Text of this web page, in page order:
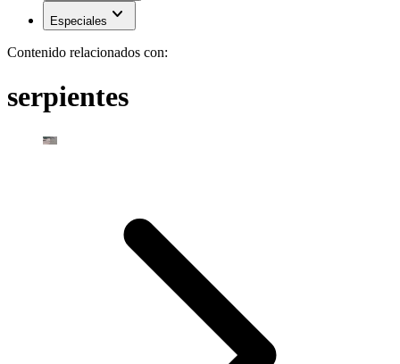
Especiales expand_more
Contenido relacionados con:
serpientes